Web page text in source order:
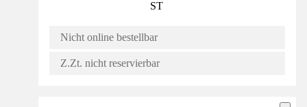
ST
Nicht online bestellbar
Z.Zt. nicht reservierbar